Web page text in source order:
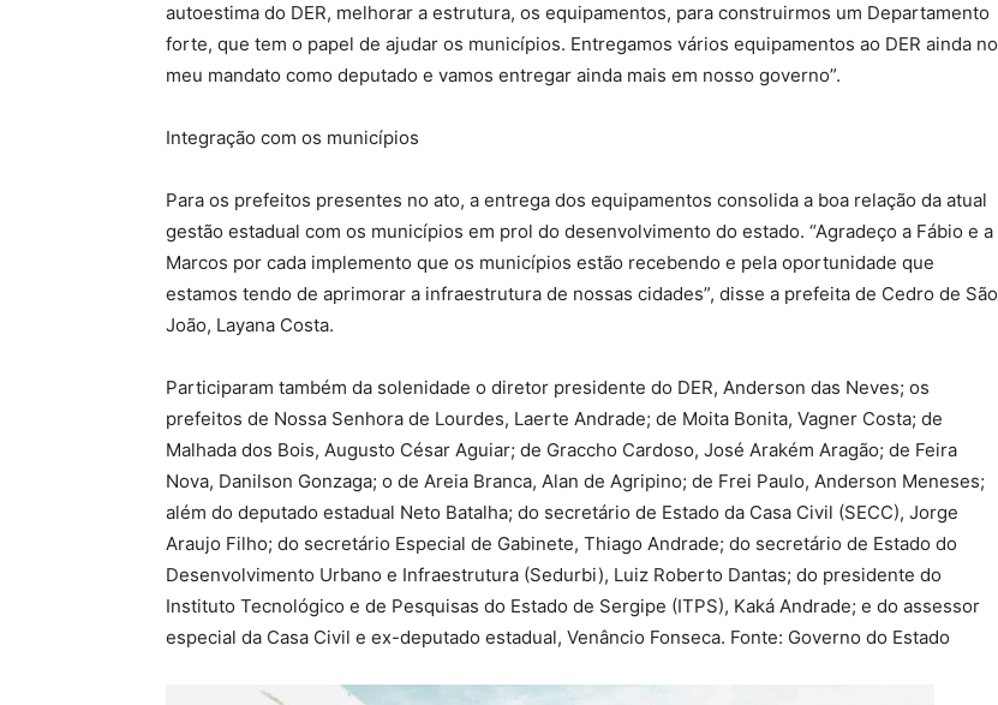
autoestima do DER, melhorar a estrutura, os equipamentos, para construirmos um Departamento
forte, que tem o papel de ajudar os municípios. Entregamos vários equipamentos ao DER ainda no
meu mandato como deputado e vamos entregar ainda mais em nosso governo”.
Integração com os municípios
Para os prefeitos presentes no ato, a entrega dos equipamentos consolida a boa relação da atual
gestão estadual com os municípios em prol do desenvolvimento do estado. “Agradeço a Fábio e a
Marcos por cada implemento que os municípios estão recebendo e pela oportunidade que
estamos tendo de aprimorar a infraestrutura de nossas cidades”, disse a prefeita de Cedro de São
João, Layana Costa.
Participaram também da solenidade o diretor presidente do DER, Anderson das Neves; os
prefeitos de Nossa Senhora de Lourdes, Laerte Andrade; de Moita Bonita, Vagner Costa; de
Malhada dos Bois, Augusto César Aguiar; de Graccho Cardoso, José Arakém Aragão; de Feira
Nova, Danilson Gonzaga; o de Areia Branca, Alan de Agripino; de Frei Paulo, Anderson Meneses;
além do deputado estadual Neto Batalha; do secretário de Estado da Casa Civil (SECC), Jorge
Araujo Filho; do secretário Especial de Gabinete, Thiago Andrade; do secretário de Estado do
Desenvolvimento Urbano e Infraestrutura (Sedurbi), Luiz Roberto Dantas; do presidente do
Instituto Tecnológico e de Pesquisas do Estado de Sergipe (ITPS), Kaká Andrade; e do assessor
especial da Casa Civil e ex-deputado estadual, Venâncio Fonseca. Fonte: Governo do Estado